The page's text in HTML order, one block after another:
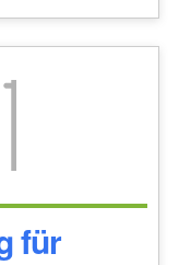
für